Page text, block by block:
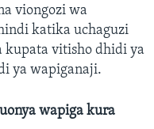
viongozi wa
katika uchaguzi
kupata vitisho dhidi ya
ya wapiganaji.
wapiga kura